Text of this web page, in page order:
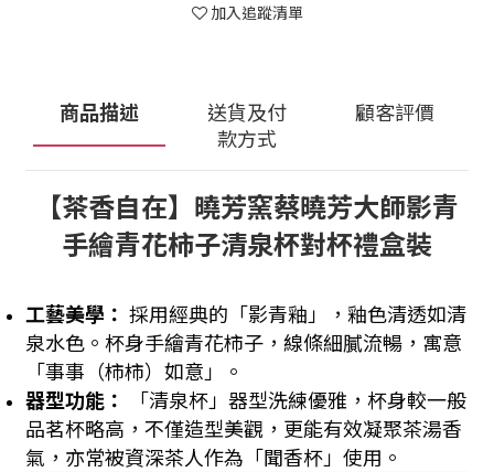
加入追蹤清單
商品描述
送貨及付
款方式
顧客評價
【茶香自在】曉芳窯蔡曉芳大師影青
手繪青花柿子清泉杯對杯禮盒裝
工藝美學： 採用經典的「影青釉」，釉色清透如清
泉水色。杯身手繪青花柿子，線條細膩流暢，寓意
「事事（柿柿）如意」。
器型功能：
「清泉杯」器型洗練優雅，杯身較一般
品茗杯略高，不僅造型美觀，更能有效凝聚茶湯香
氣，亦常被資深茶人作為「聞香杯」使用。